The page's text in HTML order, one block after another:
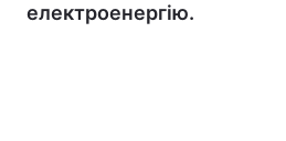
електроенергію.